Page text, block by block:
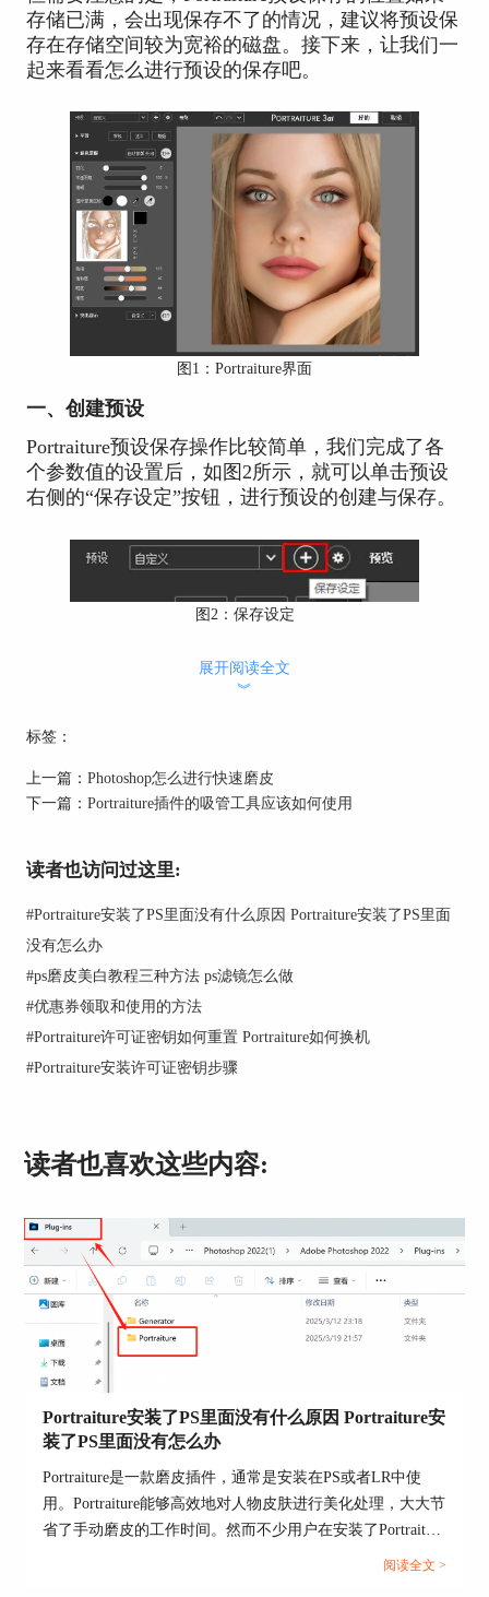
存储已满，会出现保存不了的情况，建议将预设保
存在存储空间较为宽裕的磁盘。接下来，让我们一
起来看看怎么进行预设的保存吧。
图1：Portraiture界面
一、创建预设
Portraiture预设保存操作比较简单，我们完成了各
个参数值的设置后，如图2所示，就可以单击预设
右侧的“保存设定”按钮，进行预设的创建与保存。
图2：保存设定
所属的群组，以及添加一定的说明，便于后续将该
预设群组相当有用，可帮助我们进行预设的分组，
当进行同类图片的调整时，比如女性人像调整时，
可在该群组中快速找到合适的效果。
下，会保存三个设置项。特殊情况下，比如只想应
用磨皮效果，可仅勾选“细节平滑”。
保存后的预设，如图4所示，可在预设的下拉菜单
中即时查看到。
展开阅读全文
︾
标签：
上一篇： Photoshop怎么进行快速磨皮
下一篇： Portraiture插件的吸管工具应该如何使用
读者也访问过这里:
#Portraiture安装了PS里面没有什么原因 Portraiture安装了PS里面
没有怎么办
#ps磨皮美白教程三种方法 ps滤镜怎么做
#优惠券领取和使用的方法
#Portraiture许可证密钥如何重置 Portraiture如何换机
#Portraiture安装许可证密钥步骤
读者也喜欢这些内容:
Portraiture安装了PS里面没有什么原因 Portraiture安
装了PS里面没有怎么办
Portraiture是一款磨皮插件，通常是安装在PS或者LR中使
用。Portraiture能够高效地对人物皮肤进行美化处理，大大节
省了手动磨皮的工作时间。然而不少用户在安装了Portraiture
后，却发现PS里面没有该插件，这给我们的工作带来了困
阅读全文 >